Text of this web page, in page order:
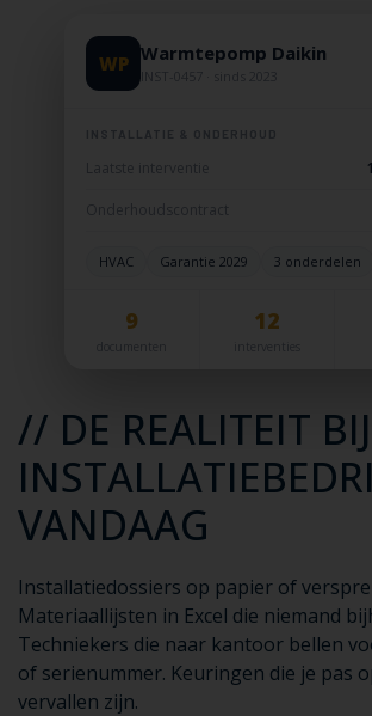
WP Warmtepomp Daikin
HVAC Garantie 2029 3 onderdelen
9 12
// DE REALITEIT BIJ
VANDAAG
Installatiedossiers op papier of
Materiaallijsten in Excel die niemand
Techniekers die naar kantoor bellen
of serienummer. Keuringen die je pas
vervallen zijn.